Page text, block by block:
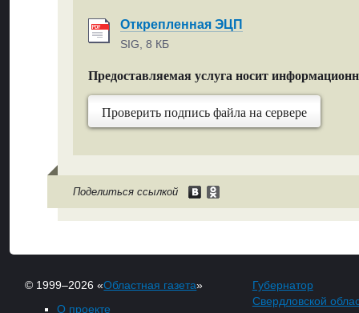
Открепленная ЭЦП
SIG, 8 КБ
Предоставляемая услуга носит
Проверить подпись файла на сервере
Поделиться ссылкой
© 1999–2026 «Областная газета»
О проекте
Губернатор
Свердловской